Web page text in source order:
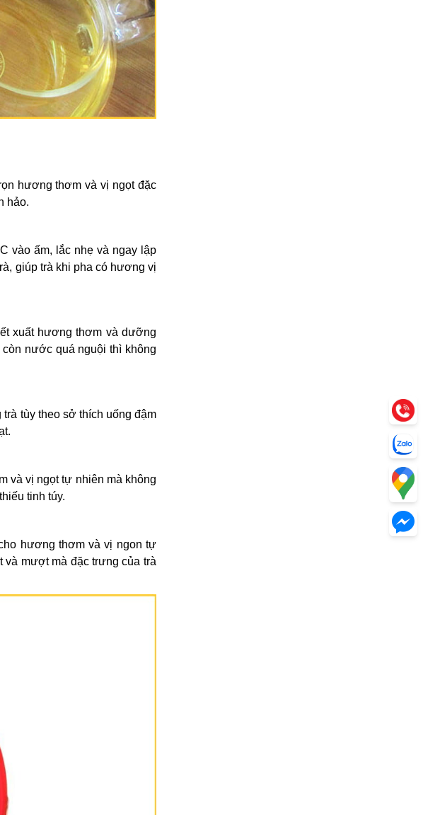
hương thơm và vị ngọt đặc
hảo.
vào ấm, lắc nhẹ và ngay lập
giúp trà khi pha có hương vị
xuất hương thơm và dưỡng
nước quá nguội thì không
tùy theo sở thích uống đậm
và vị ngọt tự nhiên mà không
tinh túy.
hương thơm và vị ngon tự
và mượt mà đặc trưng của trà